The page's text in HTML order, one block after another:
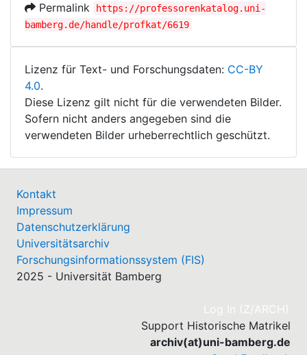
Permalink
https://professorenkatalog.uni-
bamberg.de/handle/profkat/6619
Lizenz für Text- und Forschungsdaten: CC-BY
4.0.
Diese Lizenz gilt nicht für die verwendeten Bilder.
Sofern nicht anders angegeben sind die
verwendeten Bilder urheberrechtlich geschützt.
Kontakt
Impressum
Datenschutzerklärung
Universitätsarchiv
Forschungsinformationssystem (FIS)
2025 - Universität Bamberg
Log In (Z/ARCH)
Support Historische Matrikel
archiv(at)uni-bamberg.de